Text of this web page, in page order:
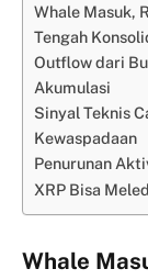
Whale Masuk,
Tengah
Outflow dari
Akumulasi
Sinyal Teknis
Kewaspadaan
Penurunan
XRP Bisa
Whale